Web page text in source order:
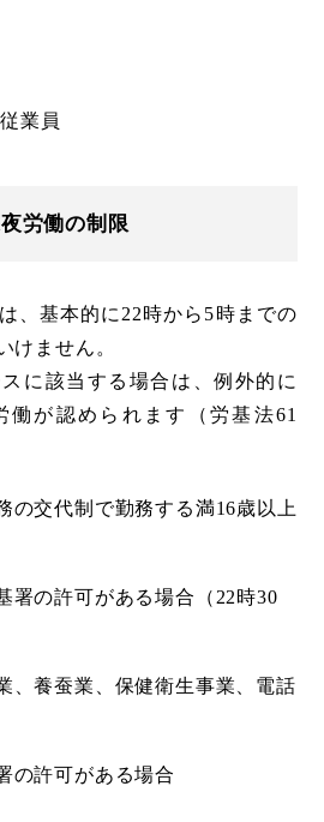
業員
労働の制限
、基本的に22時から5時までの
けません。
に該当する場合は、例外的に
働が認められます（労基法61
の交代制で勤務する満16歳以上
署の許可がある場合（22時30
、養蚕業、保健衛生事業、電話
の許可がある場合